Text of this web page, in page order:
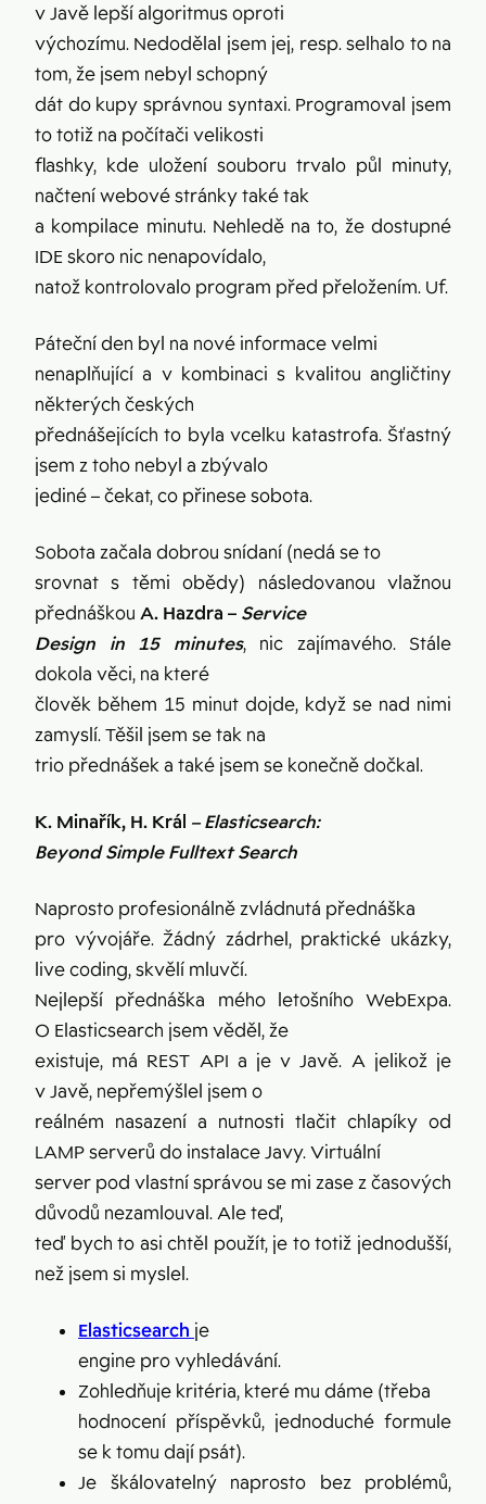
v Javě lepší algoritmus oproti
výchozímu. Nedodělal jsem jej, resp. selhalo to na
tom, že jsem nebyl schopný
dát do kupy správnou syntaxi. Programoval jsem
to totiž na počítači velikosti
flashky, kde uložení souboru trvalo půl minuty,
načtení webové stránky také tak
a kompilace minutu. Nehledě na to, že dostupné
IDE skoro nic nenapovídalo,
natož kontrolovalo program před přeložením. Uf.
Páteční den byl na nové informace velmi
nenaplňující a v kombinaci s kvalitou angličtiny
některých českých
přednášejících to byla vcelku katastrofa. Šťastný
jsem z toho nebyl a zbývalo
jediné – čekat, co přinese sobota.
Sobota začala dobrou snídaní (nedá se to
srovnat s těmi obědy) následovanou vlažnou
přednáškou A. Hazdra – Service
Design in 15 minutes, nic zajímavého. Stále
dokola věci, na které
člověk během 15 minut dojde, když se nad nimi
zamyslí. Těšil jsem se tak na
trio přednášek a také jsem se konečně dočkal.
K. Minařík, H. Král – Elasticsearch:
Beyond Simple Fulltext Search
Naprosto profesionálně zvládnutá přednáška
pro vývojáře. Žádný zádrhel, praktické ukázky,
live coding, skvělí mluvčí.
Nejlepší přednáška mého letošního WebExpa.
O Elasticsearch jsem věděl, že
existuje, má REST API a je v Javě. A jelikož je
v Javě, nepřemýšlel jsem o
reálném nasazení a nutnosti tlačit chlapíky od
LAMP serverů do instalace Javy. Virtuální
server pod vlastní správou se mi zase z časových
důvodů nezamlouval. Ale teď,
teď bych to asi chtěl použít, je to totiž jednodušší,
než jsem si myslel.
Elasticsearch je
engine pro vyhledávání.
Zohledňuje kritéria, které mu dáme (třeba
hodnocení příspěvků, jednoduché formule
se k tomu dají psát).
Je škálovatelný naprosto bez problémů,